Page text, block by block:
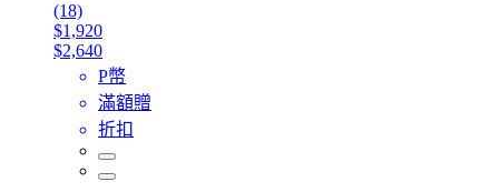
(18)
$1,920
$2,640
P幣
滿額贈
折扣